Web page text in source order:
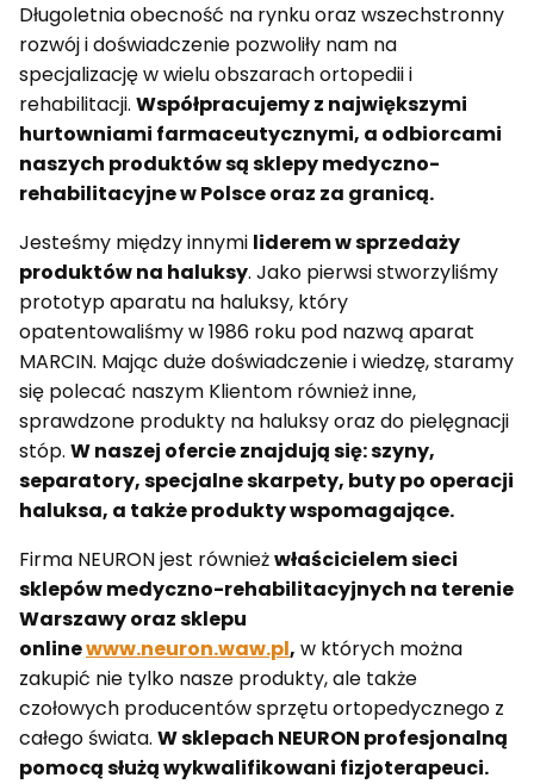
Długoletnia obecność na rynku oraz wszechstronny
rozwój i doświadczenie pozwoliły nam na
specjalizację w wielu obszarach ortopedii i
rehabilitacji. Współpracujemy z największymi
hurtowniami farmaceutycznymi, a odbiorcami
naszych produktów są sklepy medyczno-
rehabilitacyjne w Polsce oraz za granicą.
Jesteśmy między innymi liderem w sprzedaży
produktów na haluksy. Jako pierwsi stworzyliśmy
prototyp aparatu na haluksy, który
opatentowaliśmy w 1986 roku pod nazwą aparat
MARCIN. Mając duże doświadczenie i wiedzę, staramy
się polecać naszym Klientom również inne,
sprawdzone produkty na haluksy oraz do pielęgnacji
stóp. W naszej ofercie znajdują się: szyny,
separatory, specjalne skarpety, buty po operacji
haluksa, a także produkty wspomagające.
Firma NEURON jest równieżwłaścicielem sieci
sklepów medyczno-rehabilitacyjnych na terenie
Warszawy oraz sklepu
onlinewww.neuron.waw.pl, w których można
zakupić nie tylko nasze produkty, ale także
czołowych producentów sprzętu ortopedycznego z
całego świata. W sklepach NEURON profesjonalną
pomocą służą wykwalifikowani fizjoterapeuci.